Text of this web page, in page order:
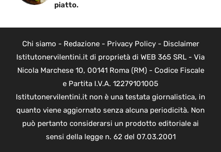
piatto.
Chi siamo - Redazione- Privacy Policy- Disclaimer
Istitutonervilentini.it di proprietà di WEB 365 SRL - Via
Nicola Marchese 10, 00141 Roma (RM) - Codice Fiscale
e Partita I.V.A. 12279101005
Istitutonervilentini.it non è una testata giornalistica, in
quanto viene aggiornato senza alcuna periodicità. Non
può pertanto considerarsi un prodotto editoriale ai
sensi della legge n. 62 del 07.03.2001